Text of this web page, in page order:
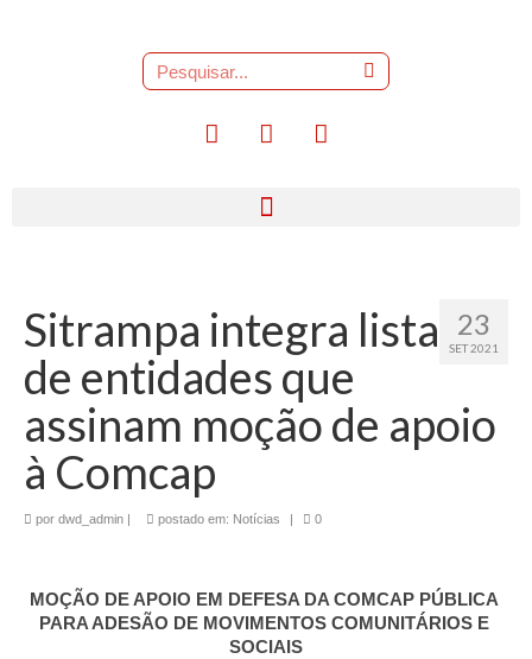
23
SET 2021
Sitrampa integra lista
de entidades que
assinam moção de apoio
à Comcap
por dwd_admin postado em: Notícias 0
MOÇÃO DE APOIO EM DEFESA DA COMCAP PÚBLICA
PARA ADESÃO DE MOVIMENTOS COMUNITÁRIOS E
SOCIAIS